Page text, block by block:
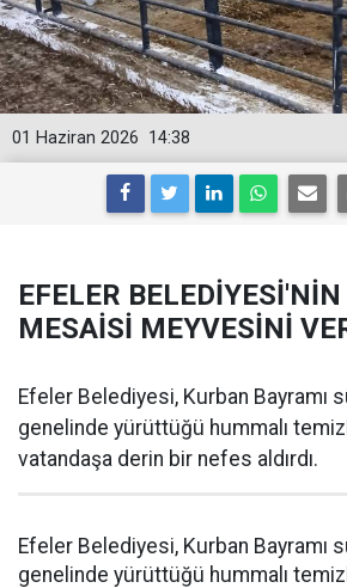
14:38
01 Haziran 2026
EFELER
MESAİSİ MEYVESİNİ
Efeler Belediyesi, Kurban Bayramı
genelinde yürüttüğü hummalı
vatandaşa derin bir nefes aldırdı.
Efeler Belediyesi, Kurban Bayramı
genelinde yürüttüğü hummalı